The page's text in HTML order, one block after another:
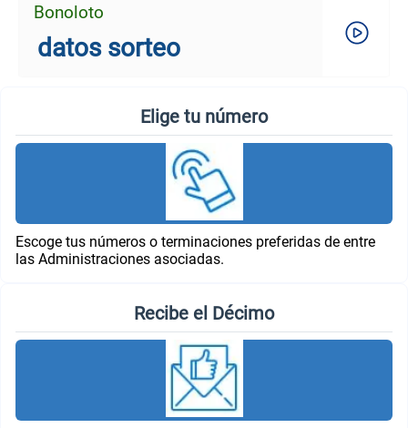
Bonoloto
datos sorteo
Elige tu número
Escoge tus números o terminaciones preferidas de entre
las Administraciones asociadas.
Recibe el Décimo